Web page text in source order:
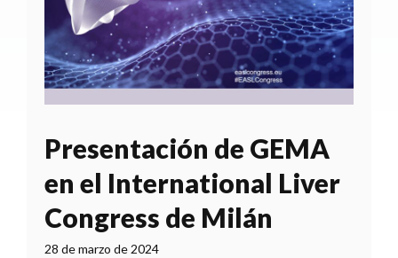
Presentación de GEMA
en el International Liver
Congress de Milán
28 de marzo de 2024